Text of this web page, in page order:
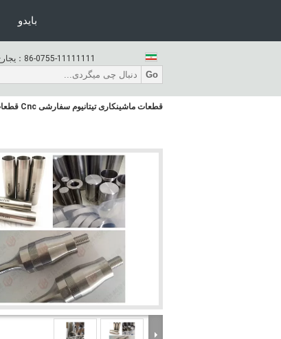
بایدو
حراجی 86-0755-11111111
Go
قطعات ماشینکاری تیتانیوم سفارشی Cnc قطعات فلزی CNC